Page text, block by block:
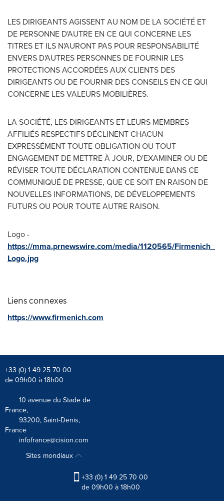
LES DIRIGEANTS AGISSENT AU NOM DE LA SOCIÉTÉ ET
DE PERSONNE D'AUTRE EN CE QUI CONCERNE LES
TITRES ET ILS N'AURONT PAS POUR RESPONSABILITÉ
ENVERS D'AUTRES PERSONNES DE FOURNIR LES
PROTECTIONS ACCORDÉES AUX CLIENTS DES
DIRIGEANTS OU DE FOURNIR DES CONSEILS EN CE QUI
CONCERNE LES VALEURS MOBILIÈRES.
LA SOCIÉTÉ, LES DIRIGEANTS ET LEURS MEMBRES
AFFILIÉS RESPECTIFS DÉCLINENT CHACUN
EXPRESSÉMENT TOUTE OBLIGATION OU TOUT
ENGAGEMENT DE METTRE À JOUR, D'EXAMINER OU DE
RÉVISER TOUTE DÉCLARATION CONTENUE DANS CE
COMMUNIQUÉ DE PRESSE, QUE CE SOIT EN RAISON DE
NOUVELLES INFORMATIONS, DE DÉVELOPPEMENTS
FUTURS OU POUR TOUTE AUTRE RAISON.
Logo -
https://mma.prnewswire.com/media/1120565/Firmenich_
Logo.jpg
Liens connexes
https://www.firmenich.com
+33 (0) 1 49 25 70 00
de 09h00 à 18h00
10 avenue du Stade de
France,
93200, Saint-Denis,
France
infofrance@cision.com
Sites mondiaux
+33 (0) 1 49 25 70 00
de 09h00 à 18h00